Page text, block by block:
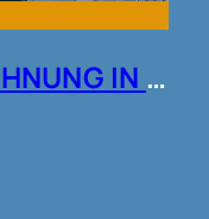
3,5-ZIMMER-DG-WOHNUNG IN LÖRRACH !!!